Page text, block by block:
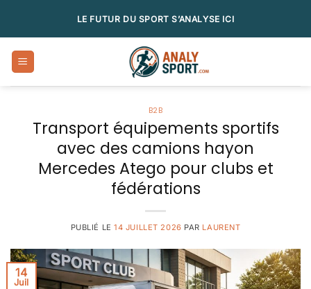
LE FUTUR DU SPORT S’ANALYSE ICI
B2B
Transport équipements sportifs
avec des camions hayon
Mercedes Atego pour clubs et
fédérations
PUBLIÉ LE14 JUILLET 2026 PAR LAURENT
14
Juil